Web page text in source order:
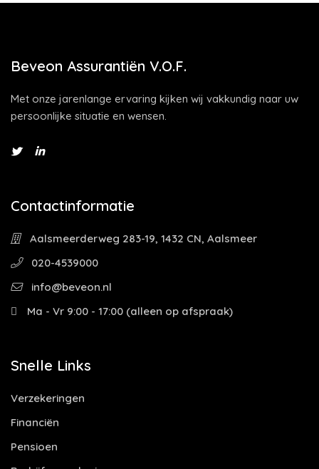
Beveon Assurantiën V.O.F.
Met onze jarenlange ervaring kijken wij vakkundig naar uw
persoonlijke situatie en wensen.
Contactinformatie
Aalsmeerderweg 283-19, 1432 CN, Aalsmeer
020-4539000
info@beveon.nl
Ma - Vr 9:00 - 17:00 (alleen op afspraak)
Snelle Links
Verzekeringen
Financiën
Pensioen